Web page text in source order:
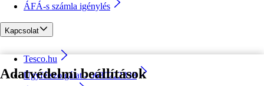
Adatvédelmi beállítások
ÁFÁ-s számla igénylés
Kapcsolat
Tesco.hu
Ügyfélszolgálat - 0680222333